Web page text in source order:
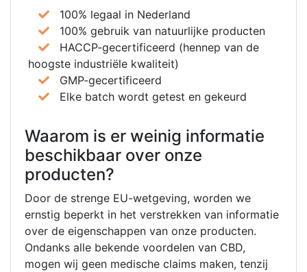
100% legaal in Nederland
100% gebruik van natuurlijke producten
HACCP-gecertificeerd (hennep van de
hoogste industriële kwaliteit)
GMP-gecertificeerd
Elke batch wordt getest en gekeurd
Waarom is er weinig informatie
beschikbaar over onze
producten?
Door de strenge EU-wetgeving, worden we
ernstig beperkt in het verstrekken van informatie
over de eigenschappen van onze producten.
Ondanks alle bekende voordelen van CBD,
mogen wij geen medische claims maken, tenzij